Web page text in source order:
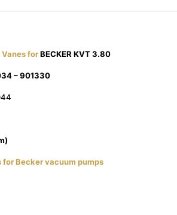
Vanes forBECKER KVT 3.80
– 901330
for Becker vacuum pumps